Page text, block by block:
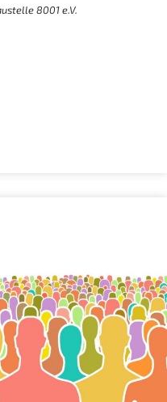
8001 e.V.